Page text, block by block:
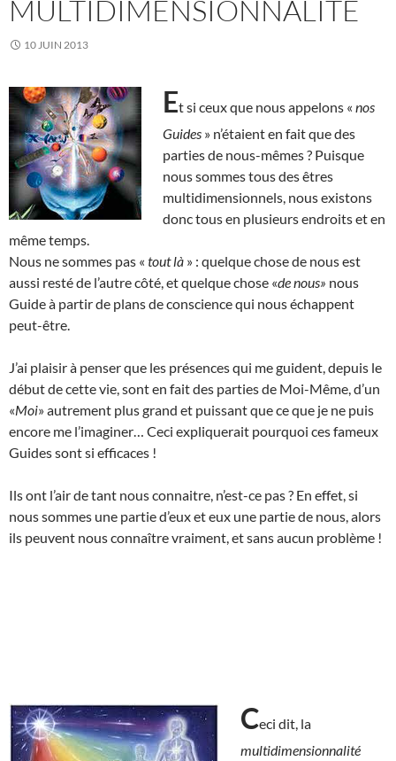
MULTIDIMENSIONNALITÉ
10 JUIN 2013
Et si ceux que nous appelons « nos
Guides » n’étaient en fait que des
parties de nous-mêmes ? Puisque
nous sommes tous des êtres
multidimensionnels, nous existons
donc tous en plusieurs endroits et en
même temps.
Nous ne sommes pas « tout là » : quelque chose de nous est
aussi resté de l’autre côté, et quelque chose «de nous» nous
Guide à partir de plans de conscience qui nous échappent
peut-être.
J’ai plaisir à penser que les présences qui me guident, depuis le
début de cette vie, sont en fait des parties de Moi-Même, d’un
«Moi» autrement plus grand et puissant que ce que je ne puis
encore me l’imaginer… Ceci expliquerait pourquoi ces fameux
Guides sont si efficaces !
Ils ont l’air de tant nous connaitre, n’est-ce pas ? En effet, si
nous sommes une partie d’eux et eux une partie de nous, alors
ils peuvent nous connaître vraiment, et sans aucun problème !
Ceci dit, la
multidimensionnalité